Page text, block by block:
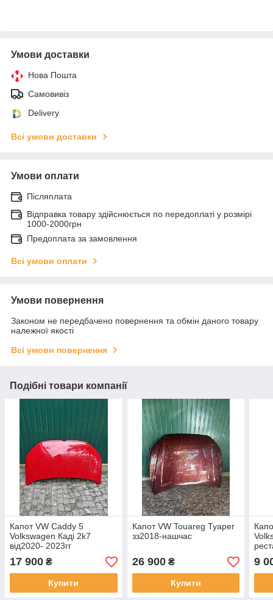
Умови доставки
Нова Пошта
Самовивіз
Delivery
Всі умови доставки
Умови оплати
Післяплата
Відправка товару здійснюється по передоплаті у розмірі
1000-2000грн
Предоплата за замовлення
Всі умови оплати
Умови повернення
Законом не передбачено повернення та обмін даного товару
належної якості
Всі умови повернення
Подібні товари компанії
Капот VW Caddy 5
Volkswagen Каді 2k7
від2020- 2023гг
2k7823178b оригінал б/у,
мінімальна
17 900 ₴
Купити
Капот VW Touareg Туарег
зз2018-нашчас
26 900₴
Купити
9